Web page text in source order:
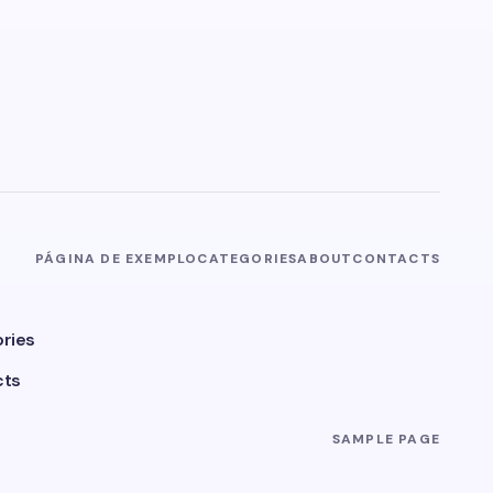
PÁGINA DE EXEMPLOCATEGORIESABOUTCONTACTS
SAMPLE PAGE